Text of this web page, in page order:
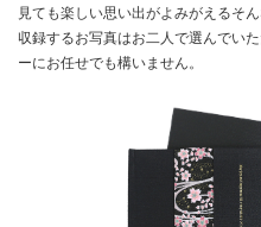
見ても楽しい思い出がよみがえるそ
収録するお写真はお二人で選んでい
ーにお任せでも構いません。